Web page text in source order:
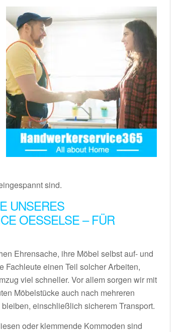
sind.
UNSERES
OESSELSE – FÜR
Ehrensache, ihre Möbel selbst auf- und
Fachleute einen Teil solcher Arbeiten,
viel schneller. Vor allem sorgen wir mit
Möbelstücke auch nach mehreren
einschließlich sicherem Transport.
oder klemmende Kommoden sind